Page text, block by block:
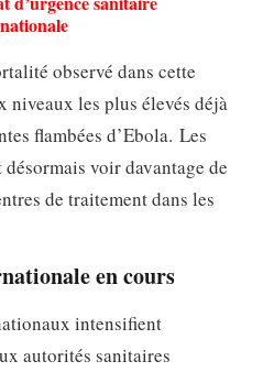
observé dans cette
les plus élevés déjà
flambées d’Ebola. Les
voir davantage de
de traitement dans les
en cours
intensifient
autorités sanitaires